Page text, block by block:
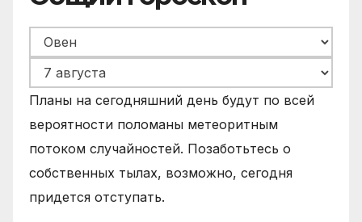
Планы на сегодняшний день будут по всей
вероятности поломаны метеоритным
потоком случайностей. Позаботьтесь о
собственных тылах, возможно, сегодня
придется отступать.